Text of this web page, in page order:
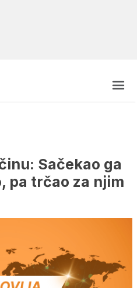
Sačekao ga
pa trčao za njim